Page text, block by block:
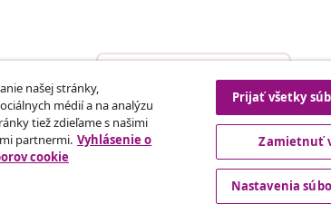
Odstúpenie od zmluvy
Obchodní partneri
našej stránky,
médií a na analýzu
tiež zdieľame s našimi
partnermi. Vyhlásenie o
cookie
Prijať všetky
Zamietnuť
Nastavenia